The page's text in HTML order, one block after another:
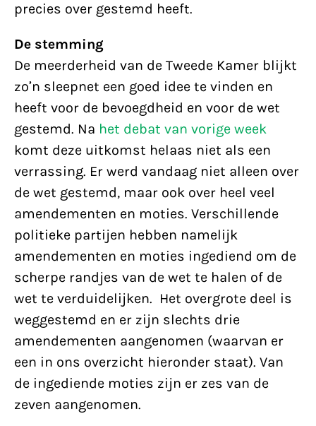
precies over gestemd heeft.
De stemming
De meerderheid van de Tweede Kamer blijkt
zo’n sleepnet een goed idee te vinden en
heeft voor de bevoegdheid en voor de wet
gestemd. Na het debat van vorige week
komt deze uitkomst helaas niet als een
verrassing. Er werd vandaag niet alleen over
de wet gestemd, maar ook over heel veel
amendementen en moties. Verschillende
politieke partijen hebben namelijk
amendementen en moties ingediend om de
scherpe randjes van de wet te halen of de
wet te verduidelijken. Het overgrote deel is
weggestemd en er zijn slechts drie
amendementen aangenomen (waarvan er
een in ons overzicht hieronder staat). Van
de ingediende moties zijn er zes van de
zeven aangenomen.